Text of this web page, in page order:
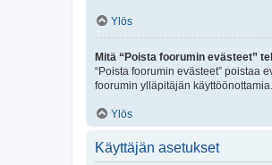
Ylös
Mitä “Poista foorumin evästeet”
“Poista foorumin evästeet” poistaa
foorumin ylläpitäjän
Ylös
Käyttäjän asetukset